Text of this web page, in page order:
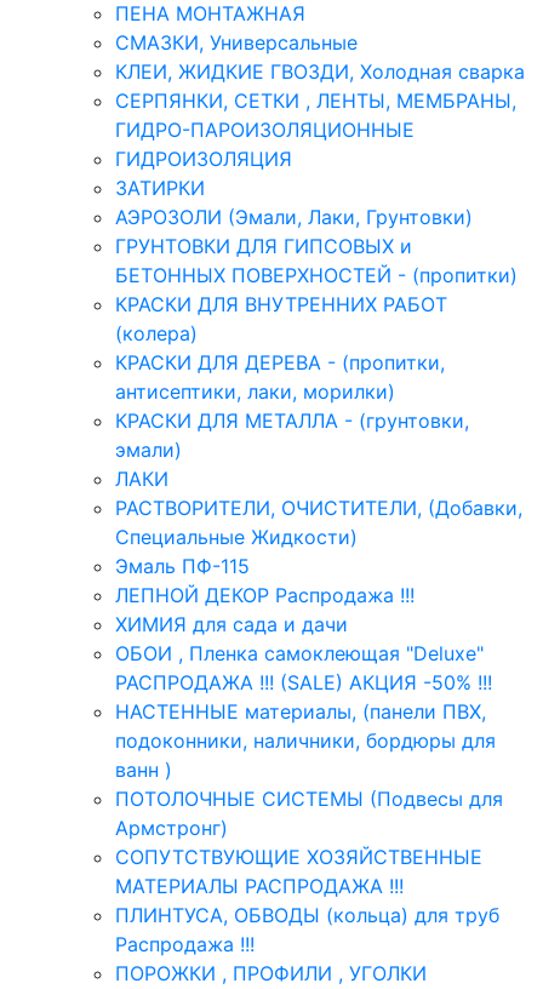
ПЕНА МОНТАЖНАЯ
СМАЗКИ, Универсальные
КЛЕИ, ЖИДКИЕ ГВОЗДИ, Холодная сварка
СЕРПЯНКИ, СЕТКИ , ЛЕНТЫ, МЕМБРАНЫ,
ГИДРО-ПАРОИЗОЛЯЦИОННЫЕ
ГИДРОИЗОЛЯЦИЯ
ЗАТИРКИ
АЭРОЗОЛИ (Эмали, Лаки, Грунтовки)
ГРУНТОВКИ ДЛЯ ГИПСОВЫХ и
БЕТОННЫХ ПОВЕРХНОСТЕЙ - (пропитки)
КРАСКИ ДЛЯ ВНУТРЕННИХ РАБОТ
(колера)
КРАСКИ ДЛЯ ДЕРЕВА - (пропитки,
антисептики, лаки, морилки)
КРАСКИ ДЛЯ МЕТАЛЛА - (грунтовки,
эмали)
ЛАКИ
РАСТВОРИТЕЛИ, ОЧИСТИТЕЛИ, (Добавки,
Специальные Жидкости)
Эмаль ПФ-115
ЛЕПНОЙ ДЕКОР Распродажа !!!
ХИМИЯ для сада и дачи
ОБОИ , Пленка самоклеющая "Deluxe"
РАСПРОДАЖА !!! (SALE) АКЦИЯ -50% !!!
НАСТЕННЫЕ материалы, (панели ПВХ,
подоконники, наличники, бордюры для
ванн )
ПОТОЛОЧНЫЕ СИСТЕМЫ (Подвесы для
Армстронг)
СОПУТСТВУЮЩИЕ ХОЗЯЙСТВЕННЫЕ
МАТЕРИАЛЫ РАСПРОДАЖА !!!
ПЛИНТУСА, ОБВОДЫ (кольца) для труб
Распродажа !!!
ПОРОЖКИ , ПРОФИЛИ , УГОЛКИ